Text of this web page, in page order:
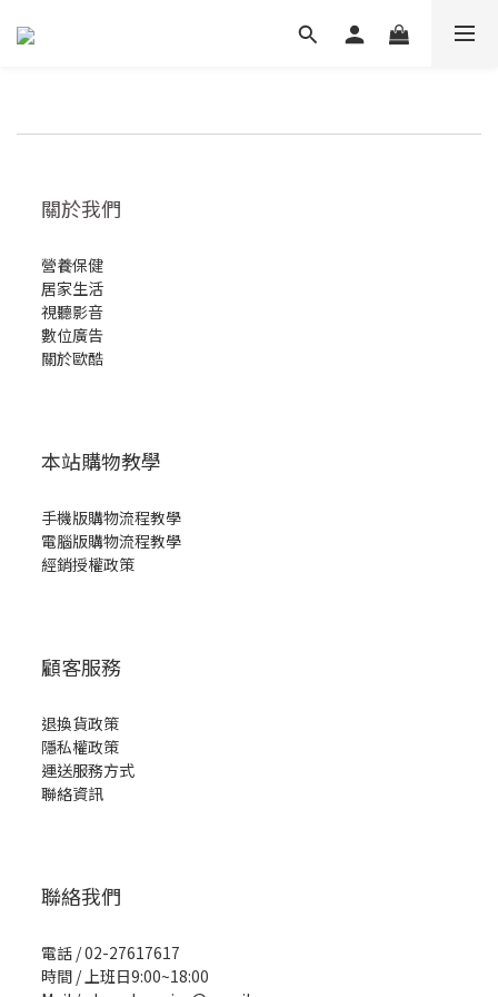
關於我們
營養保健
居家生活
視聽影音
數位廣告
關於歐酷
本站購物教學
手機版購物流程教學
電腦版購物流程教學
經銷授權政策
顧客服務
退換貨政策
隱私權政策
運送服務方式
聯絡資訊
聯絡我們
電話 / 02-27617617
時間 / 上班日9:00~18:00